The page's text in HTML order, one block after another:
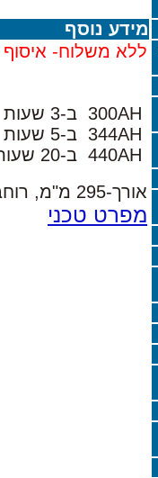
מידע נוסף
ללא משלוח-
אורך-295 מ"מ, רוחב-178 מ"מ, גובה-346 מ"מ, משקל- 54ק"ג
מפרט טכני